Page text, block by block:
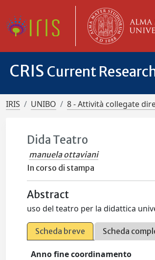
CRIS Current
IRIS UNIBO 8 - Attività collegate
Dida Teatro
manuela ottaviani
In corso di stampa
Abstract
uso del teatro per la didattica
Scheda breve Scheda
Anno fine coordinamento